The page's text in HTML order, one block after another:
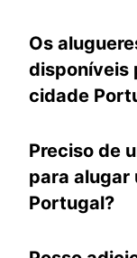
Os
disponíveis
cidade
Preciso de
para alugar
Portugal?